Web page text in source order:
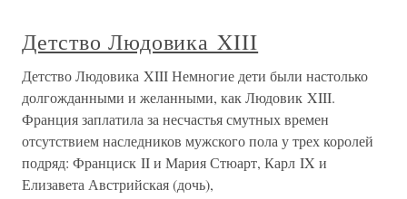
Детство Людовика XIII
Детство Людовика XIII Немногие дети были настолько
долгожданными и желанными, как Людовик XIII.
Франция заплатила за несчастья смутных времен
отсутствием наследников мужского пола у трех королей
подряд: Франциск II и Мария Стюарт, Карл IX и
Елизавета Австрийская (дочь),